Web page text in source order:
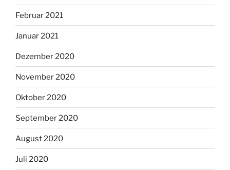
Februar 2021
Januar 2021
Dezember 2020
November 2020
Oktober 2020
September 2020
August 2020
Juli 2020